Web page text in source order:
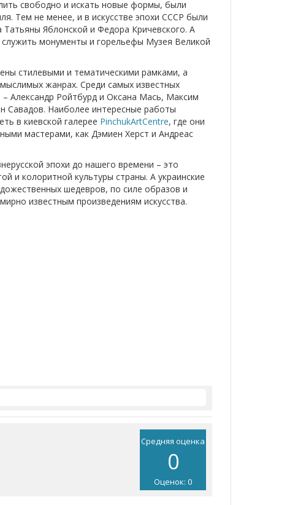
свободно и искать новые формы, были
Тем не менее, и в искусстве эпохи СССР были
Яблонской и Федора Кричевского. А
монументы и горельефы Музея Великой
стилевыми и тематическими рамками, а
жанрах. Среди самых известных
– Александр Ройтбурд и Оксана Мась, Максим
Савадов. Наиболее интересные работы
в киевской галерее PinchukArtCentre, где они
мастерами, как Дэмиен Херст и Андреас
эпохи до нашего времени – это
и колоритной культуры страны. А украинские
шедевров, по силе образов и
известным произведениям искусства.
Средняя оценка
0
Оценок: 0